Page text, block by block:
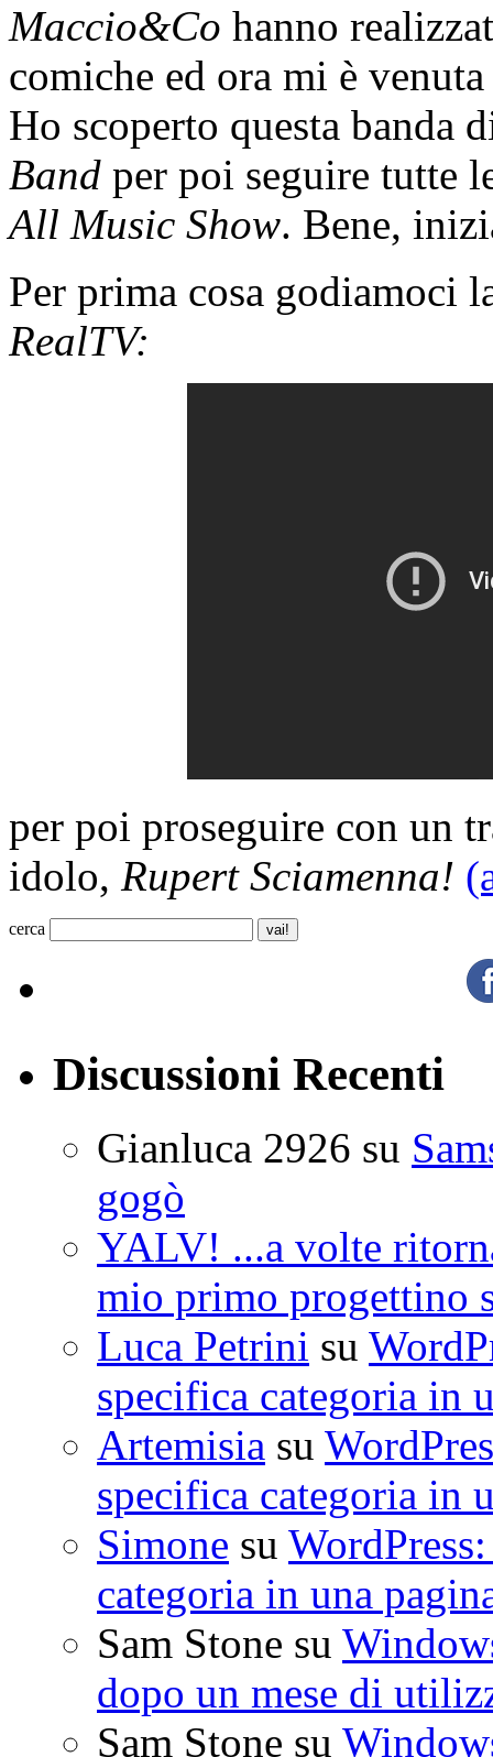
Maccio&Co hanno
comiche ed ora mi è
Ho scoperto questa banda
Band per poi seguire tutte
All Music Show. Bene,
Per prima cosa godiamoci
RealTV:
per poi proseguire con un
idolo, Rupert Sciamenna!
cerca
Discussioni Recenti
Gianluca 2926 su
gogò
YALV! ...a volte
mio primo progettino
Luca Petrini su
specifica categoria in
Artemisia su
specifica categoria in
Simone su
categoria in una
Sam Stone su
dopo un mese di
Sam Stone su